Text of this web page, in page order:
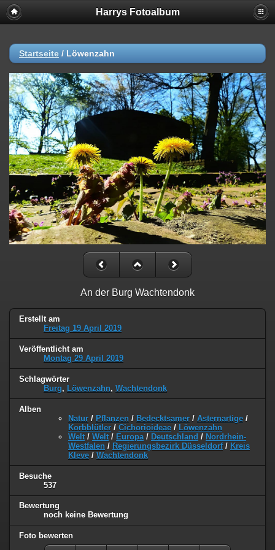
Harrys Fotoalbum
Startseite / Löwenzahn
An der Burg Wachtendonk
Erstellt am
Freitag 19 April 2019
Veröffentlicht am
Montag 29 April 2019
Schlagwörter
Burg, Löwenzahn, Wachtendonk
Alben
Natur / Pflanzen / Bedecktsamer / Asternartige /
Korbblütler / Cichorioideae / Löwenzahn
Welt / Welt / Europa / Deutschland / Nordrhein-
Westfalen / Regierungsbezirk Düsseldorf/ Kreis
Kleve / Wachtendonk
Besuche
537
Bewertung
noch keine Bewertung
Foto bewerten